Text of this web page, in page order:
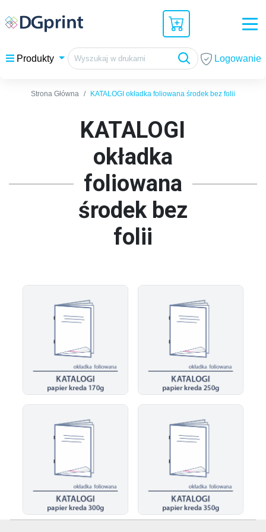
Produkty Logowanie
Strona Główna KATALOGI okładka foliowana środek bez folii
KATALOGI
okładka
foliowana
środek bez
folii